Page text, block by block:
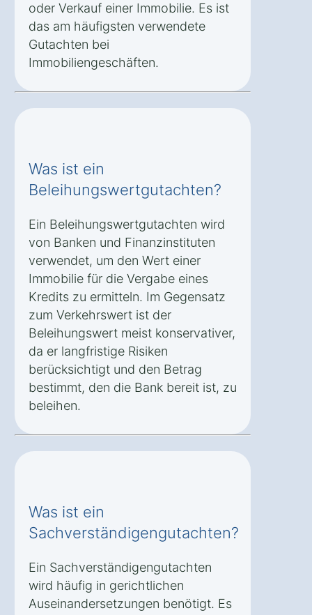
oder Verkauf einer Immobilie. Es ist
das am häufigsten verwendete
Gutachten bei
Immobiliengeschäften.
Was ist ein
Beleihungswertgutachten?
Ein Beleihungswertgutachten wird
von Banken und Finanzinstituten
verwendet, um den Wert einer
Immobilie für die Vergabe eines
Kredits zu ermitteln. Im Gegensatz
zum Verkehrswert ist der
Beleihungswert meist konservativer,
da er langfristige Risiken
berücksichtigt und den Betrag
bestimmt, den die Bank bereit ist, zu
beleihen.
Was ist ein
Sachverständigengutachten?
Ein Sachverständigengutachten
wird häufig in gerichtlichen
Auseinandersetzungen benötigt. Es